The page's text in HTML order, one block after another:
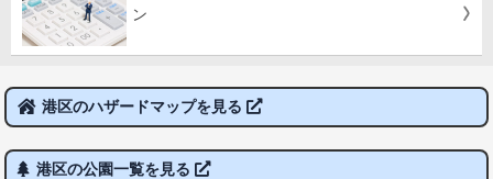
ン
港区のハザードマップを見る
港区の公園一覧を見る